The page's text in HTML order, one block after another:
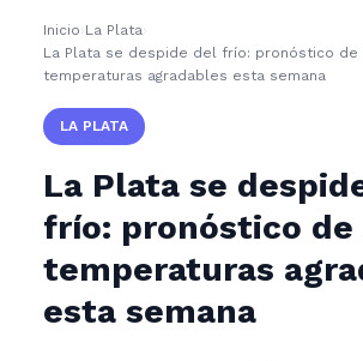
Inicio ›La Plata›
La Plata se despide del frío: pronóstico de
temperaturas agradables esta semana
LA PLATA
La Plata se
frío: pronóstico de
temperaturas
esta semana